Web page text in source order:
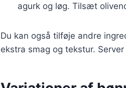
agurk og løg. Tilsæt
Du kan også tilføje andre
ekstra smag og tekstur.